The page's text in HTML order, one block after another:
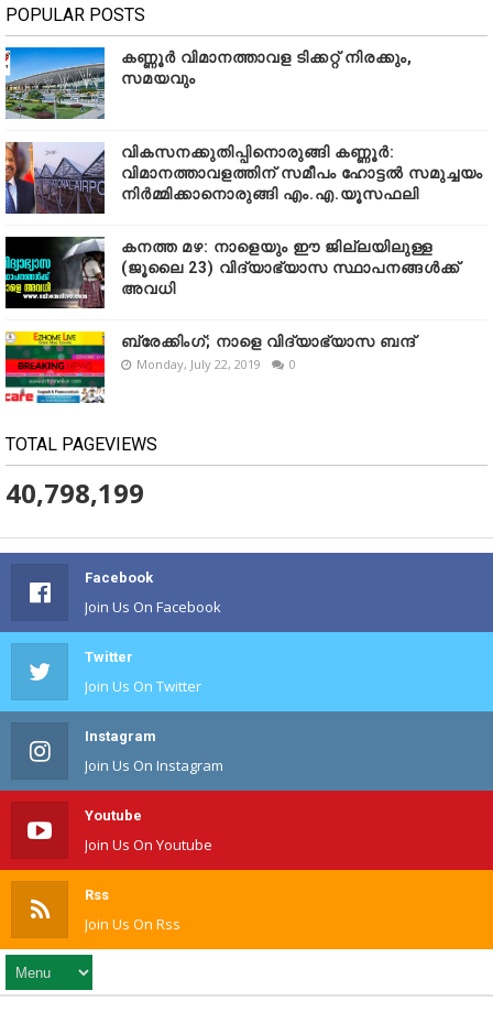
POPULAR POSTS
കണ്ണൂർ വിമാനത്താവള ടിക്കറ്റ് നിരക്കും,
സമയവും
വികസനക്കുതിപ്പിനൊരുങ്ങി കണ്ണൂർ:
വിമാനത്താവളത്തിന് സമീപം ഹോട്ടൽ സമുച്ചയം
നിർമ്മിക്കാനൊരുങ്ങി എം.എ.യൂസഫലി
കനത്ത മഴ: നാളെയും ഈ ജില്ലയിലുള്ള
(ജൂലൈ 23) വിദ്യാഭ്യാസ സ്ഥാപനങ്ങൾക്ക്
അവധി
ബ്രേക്കിംഗ്; നാളെ വിദ്യാഭ്യാസ ബന്ദ്
Monday, July 22, 2019 0
TOTAL PAGEVIEWS
40,798,199
Facebook
Join Us On Facebook
Twitter
Join Us On Twitter
Instagram
Join Us On Instagram
Youtube
Join Us On Youtube
Rss
Join Us On Rss